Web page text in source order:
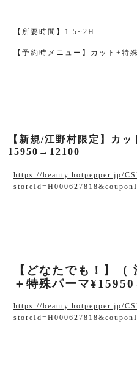
【所要時間】1.5~2H
【予約時メニュー】カット+特
【新規/江野村限定】カッ
15950→12100
https://beauty.hotpepper.jp/
【どなたでも！】（
＋特殊パーマ
https://beauty.hotpepper.jp/